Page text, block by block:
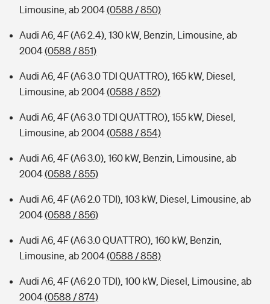
Limousine, ab 2004(0588 / 850)
Audi A6, 4F (A6 2.4), 130 kW, Benzin, Limousine, ab
2004(0588 / 851)
Audi A6, 4F (A6 3.0 TDI QUATTRO), 165 kW, Diesel,
Limousine, ab 2004(0588 / 852)
Audi A6, 4F (A6 3.0 TDI QUATTRO), 155 kW, Diesel,
Limousine, ab 2004(0588 / 854)
Audi A6, 4F (A6 3.0), 160 kW, Benzin, Limousine, ab
2004(0588 / 855)
Audi A6, 4F (A6 2.0 TDI), 103 kW, Diesel, Limousine, ab
2004(0588 / 856)
Audi A6, 4F (A6 3.0 QUATTRO), 160 kW, Benzin,
Limousine, ab 2004(0588 / 858)
Audi A6, 4F (A6 2.0 TDI), 100 kW, Diesel, Limousine, ab
2004(0588 / 874)